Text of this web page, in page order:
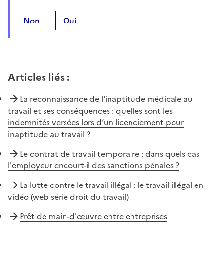
Non Oui
Articles liés :
La reconnaissance de l'inaptitude médicale au
travail et ses conséquences : quelles sont les
indemnités versées lors d’un licenciement pour
inaptitude au travail ?
Le contrat de travail temporaire : dans quels cas
l'employeur encourt-il des sanctions pénales ?
La lutte contre le travail illégal : le travail illégal en
vidéo (web série droit du travail)
Prêt de main-d'œuvre entre entreprises